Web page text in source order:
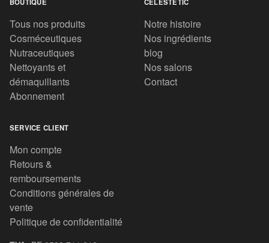
BOUTIQUE
Tous nos produits
Cosméceutiques
Nutraceutiques
Nettoyants et
démaquillants
Abonnement
CELESTETIC
Notre histoire
Nos ingrédients
blog
Nos salons
Contact
SERVICE CLIENT
Mon compte
Retours &
remboursements
Conditions générales de
vente
Politique de confidentialité